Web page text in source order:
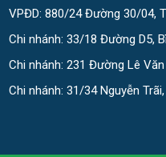
VPĐD: 880/24 Đường 30/04,
Chi nhánh: 33/18 Đường D5,
Chi nhánh: 231 Đường Lê Văn
Chi nhánh: 31/34 Nguyễn